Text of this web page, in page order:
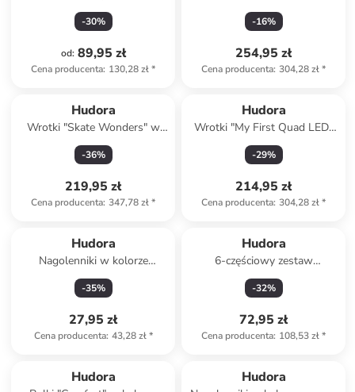
zielonym
-30%
od: 89,95 zł
Cena producenta: 130,28 zł*
jasnoróżowym - 3+
-16%
254,95 zł
Cena producenta: 304,28 zł*
Hudora
Wrotki "Skate Wonders" w
kolorze błękitno-
jasnoróżowym - 4+
-36%
219,95 zł
Cena producenta: 347,78 zł*
Hudora
Wrotki "My First Quad LED"
w kolorze czerwonym - 3+
-29%
214,95 zł
Cena producenta: 304,28 zł*
Hudora
Nagolenniki w kolorze
czerwonym z ochroną kostki
-35%
27,95 zł
Cena producenta: 43,28 zł*
Hudora
6-częściowy zestaw
ochraniaczy "Comfort" w
kolorze czarnym
-32%
72,95 zł
Cena producenta: 108,53 zł*
Hudora Hudora